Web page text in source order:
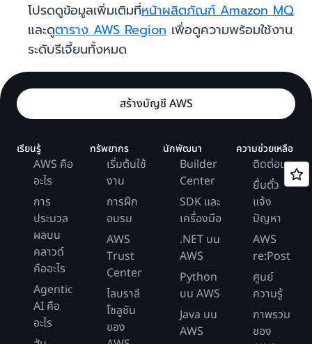
โปรดดูข้อมูลเพิ่มเติมที่หน้าผลิตภัณฑ์ Amazon MQ
และดูตาราง AWS Region เพื่อดูความพร้อมใช้งาน
ระดับรีเจี้ยนทั้งหมด
สร้างบัญชี AWS
เรียนรู้
AWS คือ
อะไร
การ
ประมวล
ผลบน
คลาวด์
คืออะไร
Agentic
AI คือ
อะไร
ทรัพยากร
เริ่มต้นใช้
งาน
การฝึก
อบรม
AWS
Trust
Center
ไลบราลี
โซลูชัน
ของ
นักพัฒนา
Builder
Center
SDK และ
เครื่องมือ
.NET บน
AWS
Python
บน AWS
Java บน
AWS
ความช่วยเหลือ
ติดต่อเรา
ยื่นตั๋ว
แจ้ง
ปัญหา
AWS
re:Post
ศูนย์
ความรู้
ภาพรวม
ของ